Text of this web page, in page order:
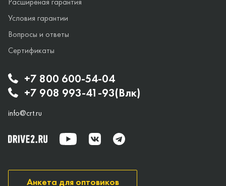
+7 800 600-54-04
+7 908 993-41-93(Влк)
info@crt.ru
Условия гарантии
Вопросы и ответы
Сертификаты
Анкета для оптовиков